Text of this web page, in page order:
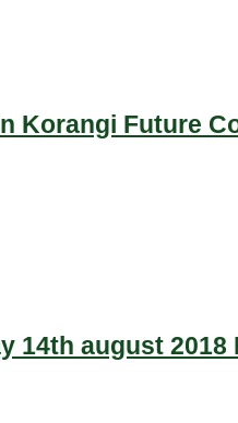
Korangi Future
14th august